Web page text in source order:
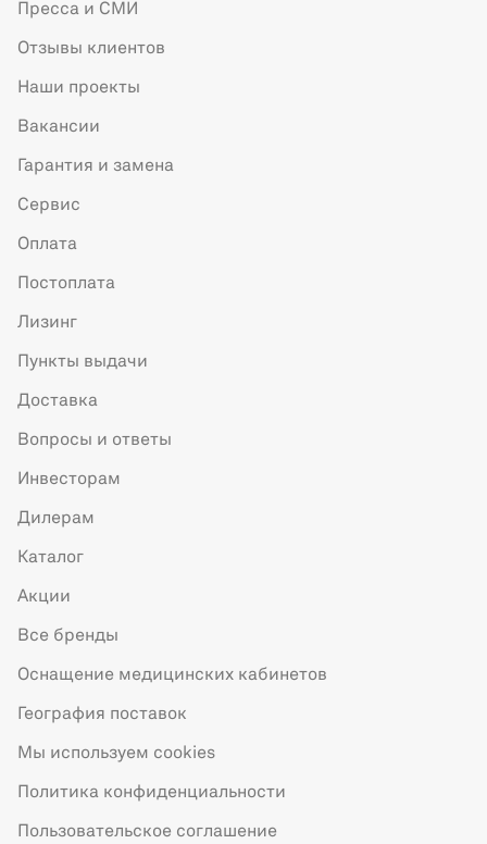
Пресса и СМИ
Отзывы клиентов
Наши проекты
Вакансии
Гарантия и замена
Сервис
Оплата
Постоплата
Лизинг
Пункты выдачи
Доставка
Вопросы и ответы
Инвесторам
Дилерам
Каталог
Акции
Все бренды
Оснащение медицинских кабинетов
География поставок
Мы используем cookies
Политика конфиденциальности
Пользовательское соглашение